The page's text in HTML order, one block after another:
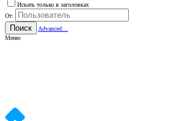
Искать только в заголовках
От:
Поиск
Advanced…
Меню